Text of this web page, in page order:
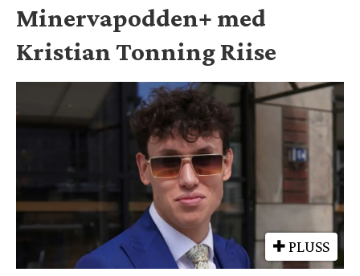
Minervapodden+ med
Kristian Tonning Riise
PLUSS